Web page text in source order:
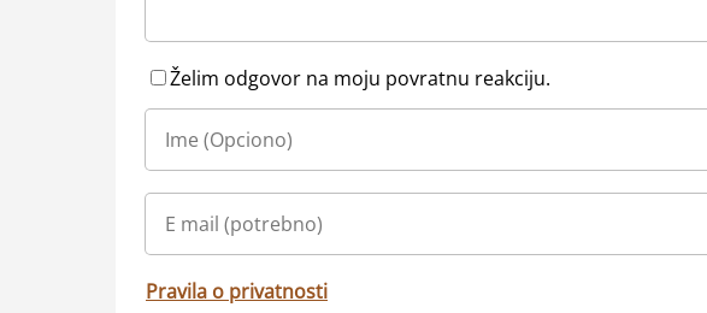
Želim odgovor na moju povratnu reakciju.
Pravila o privatnosti